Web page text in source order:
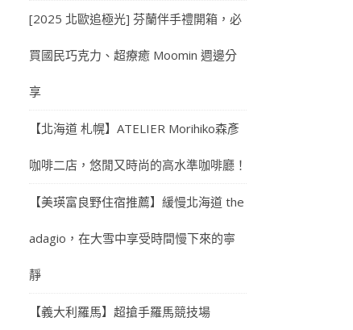
[2025 北歐追極光] 芬蘭伴手禮開箱，必
買國民巧克力、超療癒 Moomin 週邊分
享
【北海道 札幌】ATELIER Morihiko森彥
咖啡二店，悠閒又時尚的高水準咖啡廳！
【美瑛富良野住宿推薦】緩慢北海道 the
adagio，在大雪中享受時間慢下來的寧
靜
【義大利羅馬】超搶手羅馬競技場